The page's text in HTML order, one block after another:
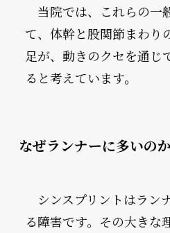
当院では、これらの一
て、体幹と股関節まわり
足が、動きのクセを通じ
ると考えています。
なぜランナーに多いの
シンスプリントはラン
る障害です。その大きな